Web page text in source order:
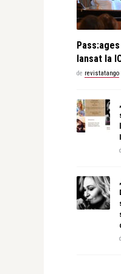
lansat la
de revistatango